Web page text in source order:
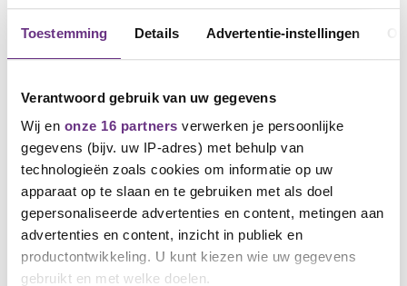
Toestemming Details Advertentie-instellingen
Verantwoord gebruik van uw gegevens
Wij en onze 16 partners verwerken je persoonlijke
gegevens (bijv. uw IP-adres) met behulp van
technologieën zoals cookies om informatie op uw
apparaat op te slaan en te gebruiken met als doel
gepersonaliseerde advertenties en content, metingen aan
advertenties en content, inzicht in publiek en
productontwikkeling. U kunt kiezen wie uw gegevens
gebruikt en met welke doelen.
Op maandag 14 maart 2022 hebben werkgevers en
vakorganisaties met elkaar gesproken over de
arbeidsvoorwaarden voor huidige medewerkers in
de hospitality. Je merkt aan alles dat we in de
eindfase beland zijn. De wil is er wel om er uit te
komen met elkaar maar dat zijn we nog niet. Cao-
partijen zitten nog te kauwen op loon en looptijd.
Over alle andere overgebleven punten lijken we wel
op één lijn te zitten of te komen. Op 21 maart
aanstaande onderhandelen we verder over een
nieuwe sector-cao en aparte paragraaf voor inflight.
Komen we er in de komende gesprekken niet uit